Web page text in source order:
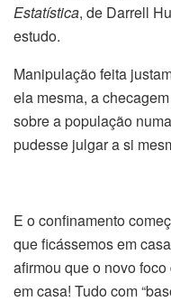
Estatística, de Darrell
estudo.
Manipulação feita
ela mesma, a
sobre a população
pudesse julgar a si
E o confinamento
que ficássemos em
afirmou que o novo
em casa! Tudo com